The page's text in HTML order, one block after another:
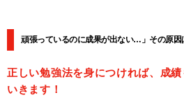
頑張っているのに成果が出ない…」その原因
正しい勉強法を身につければ、成
いきます！